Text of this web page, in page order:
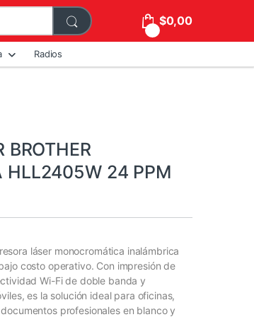
$0,00
Radios
BROTHER
HLL2405W 24 PPM
láser monocromática inalámbrica
costo operativo. Con impresión de
Wi-Fi de doble banda y
es la solución ideal para oficinas,
profesionales en blanco y